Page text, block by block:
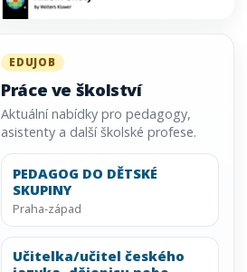
EDUJOB
Práce ve školství
Aktuální nabídky pro pedagogy,
asistenty a další školské profese.
PEDAGOG DO DĚTSKÉ
SKUPINY
Praha-západ
Učitelka/učitel českého